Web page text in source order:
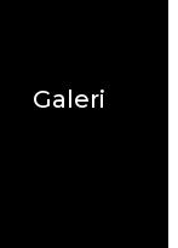
Galeri